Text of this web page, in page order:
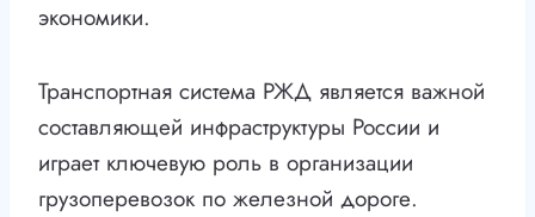
экономики.
Транспортная система РЖД является важной
составляющей инфраструктуры России и
играет ключевую роль в организации
грузоперевозок по железной дороге.